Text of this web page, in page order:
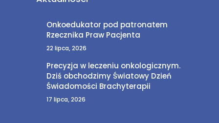
Onkoedukator pod patronatem
Rzecznika Praw Pacjenta
22 lipca, 2026
Precyzja w leczeniu onkologicznym.
Dziś obchodzimy Światowy Dzień
Świadomości Brachyterapii
17 lipca, 2026